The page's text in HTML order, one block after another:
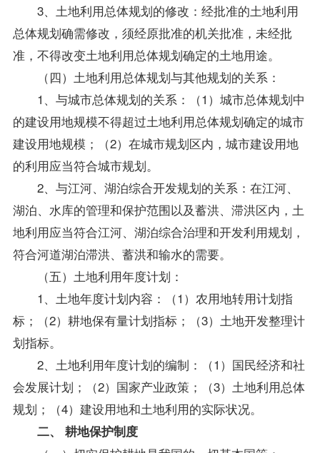
3、土地利用总体规划的修改：经批准的土地利用
总体规划确需修改，须经原批准的机关批准，未经批
准，不得改变土地利用总体规划确定的土地用途。
（四）土地利用总体规划与其他规划的关系：
1、与城市总体规划的关系：（1）城市总体规划中
的建设用地规模不得超过土地利用总体规划确定的城市
建设用地规模；（2）在城市规划区内，城市建设用地
的利用应当符合城市规划。
2、与江河、湖泊综合开发规划的关系：在江河、
湖泊、水库的管理和保护范围以及蓄洪、滞洪区内，土
地利用应当符合江河、湖泊综合治理和开发利用规划，
符合河道湖泊滞洪、蓄洪和输水的需要。
（五）土地利用年度计划：
1、土地年度计划内容：（1）农用地转用计划指
标；（2）耕地保有量计划指标；（3）土地开发整理计
划指标。
2、土地利用年度计划的编制：（1）国民经济和社
会发展计划；（2）国家产业政策；（3）土地利用总体
规划；（4）建设用地和土地利用的实际状况。
二、 耕地保护制度